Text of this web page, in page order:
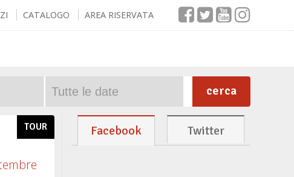
CATALOGO AREA RISERVATA
cerca
TOUR Facebook Twitter